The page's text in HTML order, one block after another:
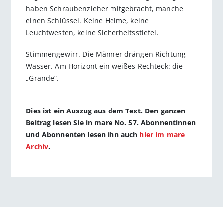
haben Schraubenzieher mitgebracht, manche
einen Schlüssel. Keine Helme, keine
Leuchtwesten, keine Sicherheitsstiefel.
Stimmengewirr. Die Männer drängen Richtung
Wasser. Am Horizont ein weißes Rechteck: die
„Grande“.
Dies ist ein Auszug aus dem Text. Den ganzen
Beitrag lesen Sie in mare No. 57. Abonnentinnen
und Abonnenten lesen ihn auch hier im mare
Archiv.